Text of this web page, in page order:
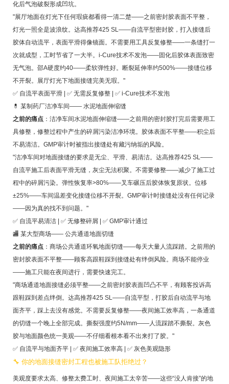
化后气泡破裂形成凹坑。
"展厅地面在灯光下任何瑕疵都看得一清二楚——之前密封胶表面不平整，
灯光一照全是波浪纹。达高推荐425 SL——自流平型密封胶，打入接缝后
胶体自动流平，表面平滑得像镜面。不需要用工具反复修整——一条缝打一
次就成型，工时节省了一大半。i-Cure技术不发泡——固化后胶体表面致密
无气泡。邵A硬度约40——柔软弹性好。断裂延伸率约500%——接缝位移
不开裂。展厅灯光下地面接缝完美无瑕。"
✅ 自流平表面平滑 | ✅ 无需反复修整 | ✅ i-Cure技术不发泡
💊 某制药厂洁净车间—— 水泥地面伸缩缝
之前的痛点：洁净车间水泥地面伸缩缝——之前用的密封胶打完后需要用工
具修整，修整过程中产生的碎屑污染洁净环境。胶体表面不平整——积尘后
不易清洁。GMP审计时被指出接缝处有藏污纳垢的风险。
"洁净车间对地面接缝的要求是无尘、平滑、易清洁。达高推荐425 SL——
自流平施工后表面平滑无缝，灰尘无法积聚。不需要修整——减少了施工过
程中的碎屑污染。弹性恢复率>80%——叉车碾压后胶体恢复原状。位移
±25%——车间温差变化接缝位移不开裂。GMP审计时接缝处没有任何记录
——因为真的找不到问题。"
✅ 自流平易清洁 | ✅ 无修整碎屑 | ✅ GMP审计通过
🏬 某大型商场—— 公共通道地面切缝
之前的痛点：商场公共通道环氧地面切缝——每天大量人流踩踏。之前用的
密封胶表面不平整——顾客高跟鞋踩到接缝处有绊倒风险。商场不能停业
——施工只能在夜间进行，需要快速完工。
"商场通道地面接缝必须平整——之前密封胶表面凹凸不平，有顾客投诉高
跟鞋踩到差点绊倒。达高推荐425 SL——自流平型，打胶后自动流平与地
面齐平，踩上去没有感觉。不需要反复修整——夜间施工效率高，一条通道
的切缝一个晚上全部完成。撕裂强度约5N/mm——人流踩踏不撕裂。灰色
胶与地面颜色统一美观——不仔细看根本看不出来打了胶。"
✅ 自流平与地面齐平 | ✅ 夜间施工效率高 | ✅ 灰色美观隐形
🔧 你的地面接缝密封工程也被施工队拒绝过？
美观度要求太高、修整太费工时、夜间施工太辛苦——这些“没人肯接”的地